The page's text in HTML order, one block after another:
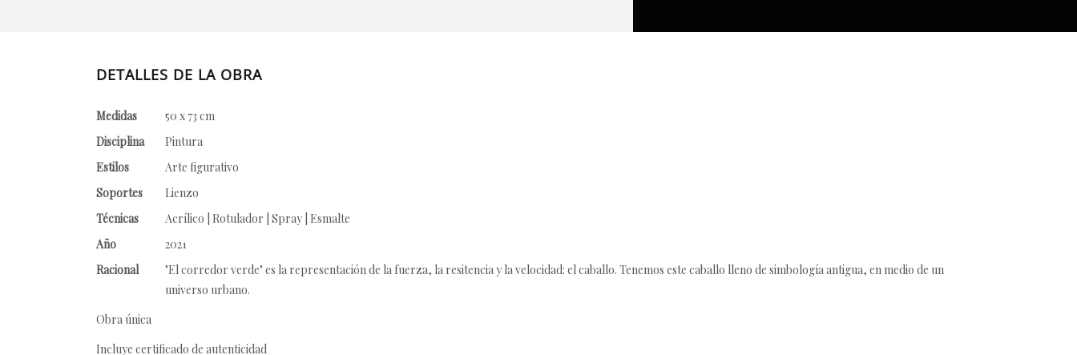
DETALLES DE LA OBRA
Medidas
50 x 73 cm
Disciplina
Pintura
Estilos
Arte figurativo
Soportes
Lienzo
Técnicas
Acrílico | Rotulador | Spray | Esmalte
Año
2021
Racional
"El corredor verde" es la representación de la fuerza, la resitencia y la velocidad: el caballo. Tenemos este caballo lleno de simbología antigua, en medio de un
universo urbano.
Obra única
Incluye certificado de autenticidad